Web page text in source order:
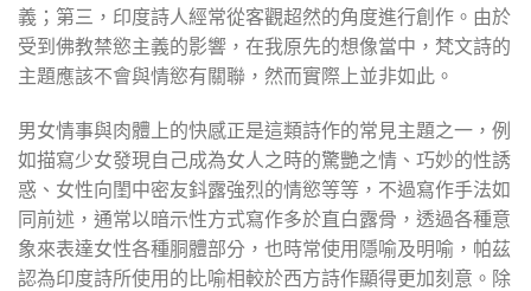
義；第三，印度詩人經常從客觀超然的角度進行創作。由於
受到佛教禁慾主義的影響，在我原先的想像當中，梵文詩的
主題應該不會與情慾有關聯，然而實際上並非如此。
男女情事與肉體上的快感正是這類詩作的常見主題之一，例
如描寫少女發現自己成為女人之時的驚艷之情、巧妙的性誘
惑、女性向閨中密友鈄露強烈的情慾等等，不過寫作手法如
同前述，通常以暗示性方式寫作多於直白露骨，透過各種意
象來表達女性各種胴體部分，也時常使用隱喻及明喻，帕茲
認為印度詩所使用的比喻相較於西方詩作顯得更加刻意。除